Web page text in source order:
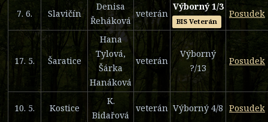
7. 6. Slavičín
Denisa
Řeháková
veterán
Výborný 1/3
BIS Veterán
Posudek
17. 5. Šaratice
Hana
Tylová,
Šárka
Hanáková
veterán
Výborný
?/13
Posudek
10. 5. Kostice
K.
Bidařová
veterán Výborný 4/8 Posudek